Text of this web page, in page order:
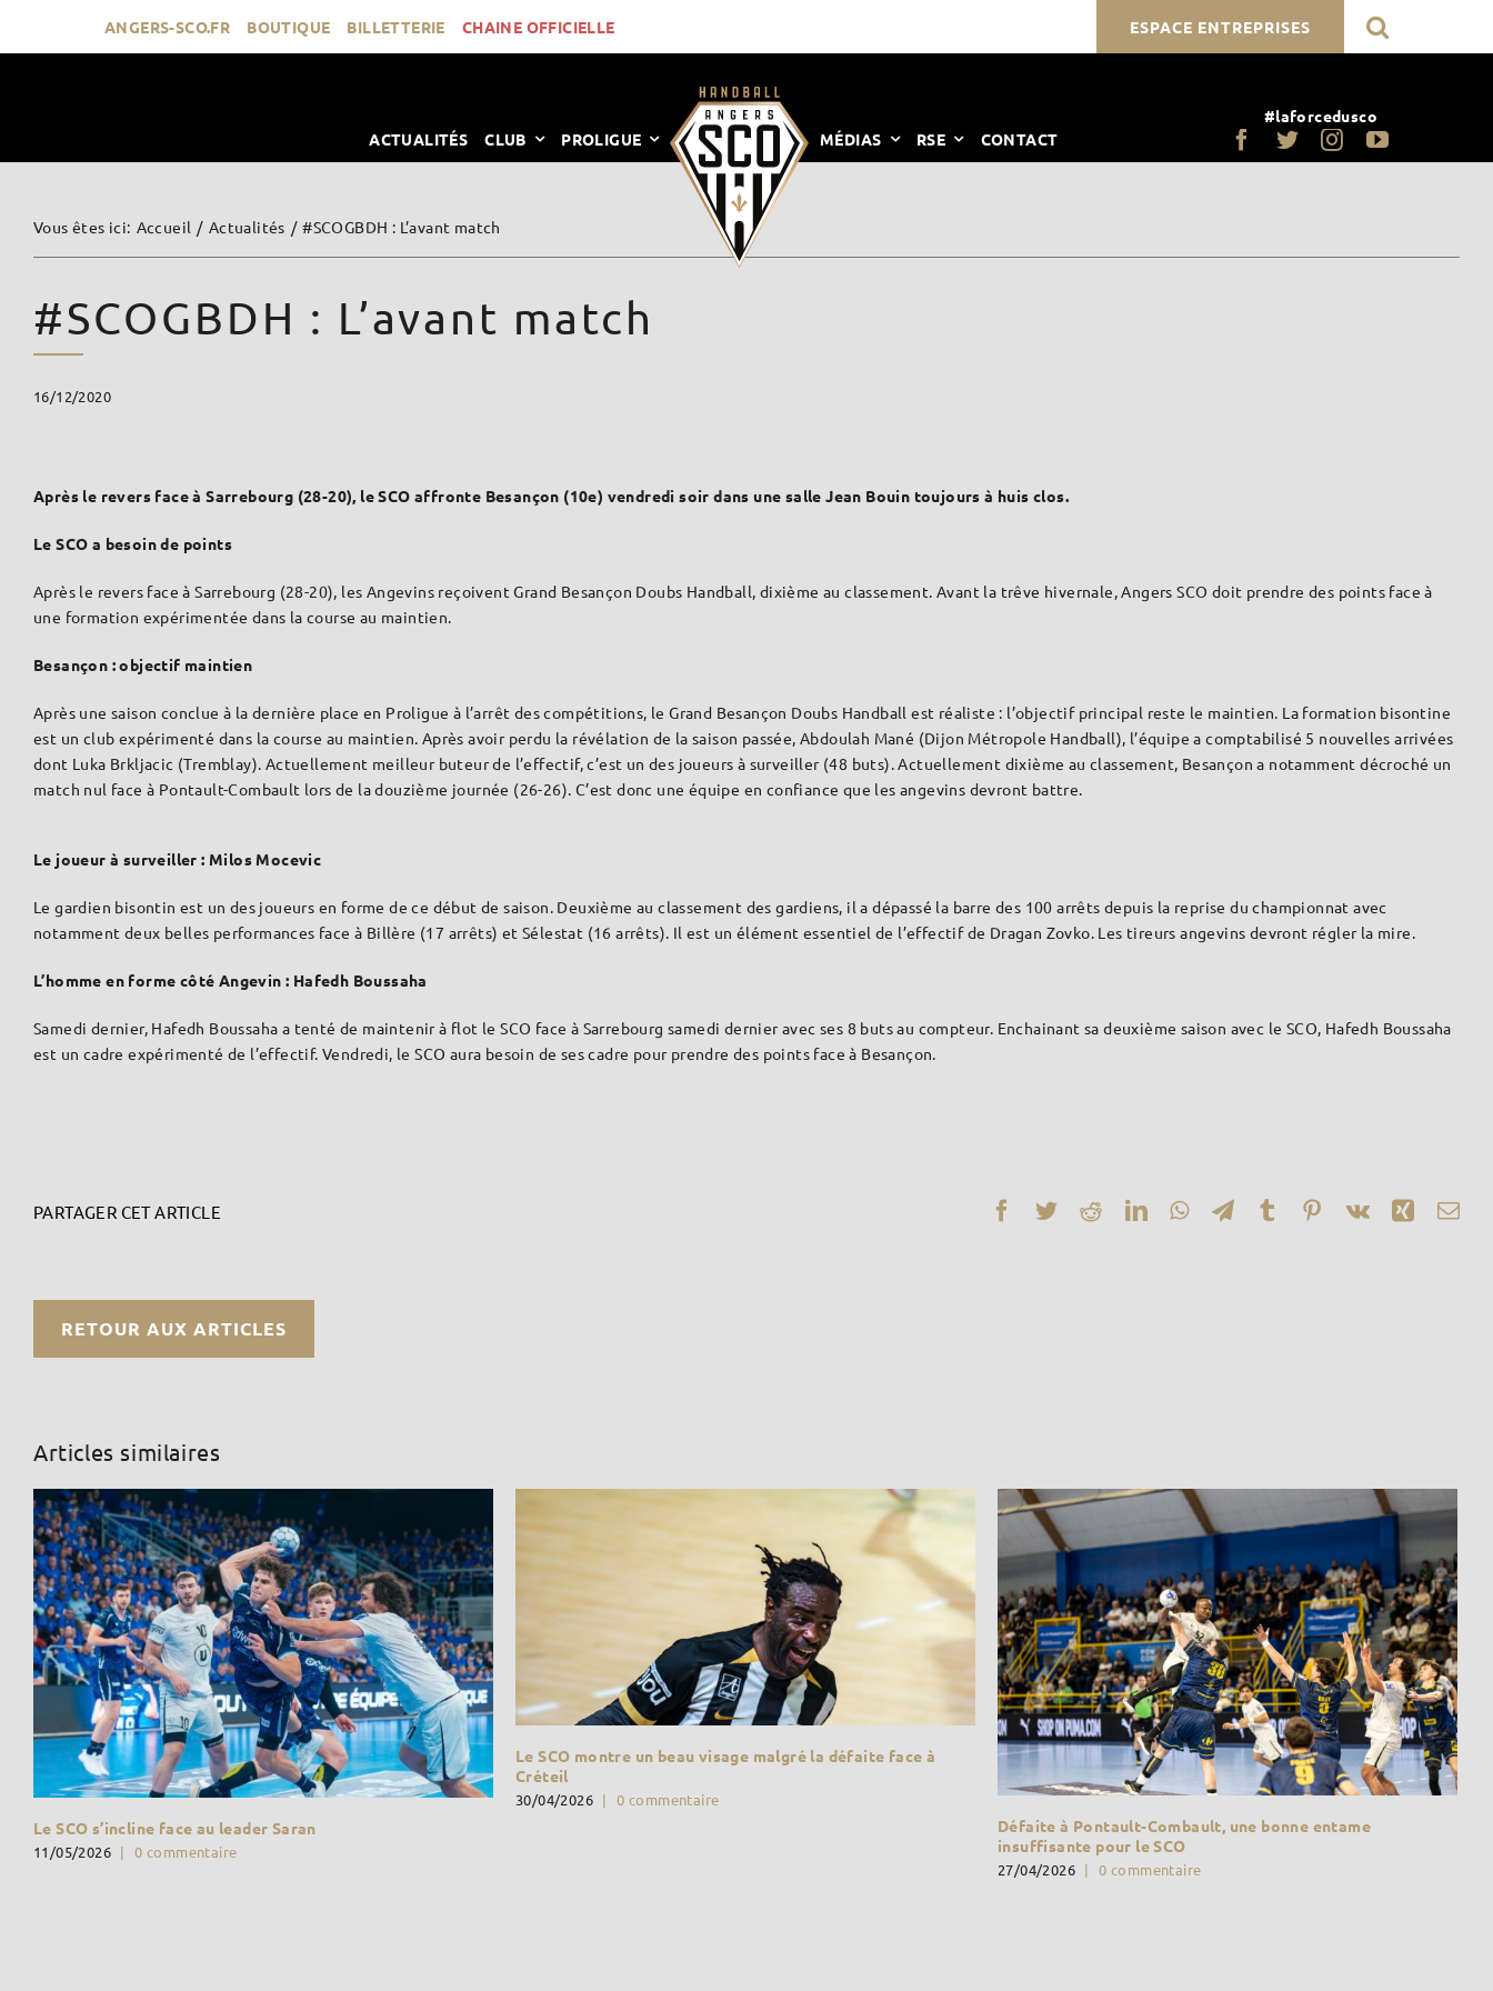
ANGERS-SCO.FR BOUTIQUE BILLETTERIE CHAINE OFFICIELLE ESPACE ENTREPRISES
ACTUALITÉS CLUB PROLIGUE MÉDIAS RSE CONTACT
#laforcedusco
Vous êtes ici: Accueil / Actualités / #SCOGBDH : L’avant match
#SCOGBDH : L’avant match
16/12/2020
Après le revers face à Sarrebourg (28-20), le SCO affronte Besançon (10e) vendredi soir dans une salle Jean Bouin toujours à huis clos.
Le SCO a besoin de points
Après le revers face à Sarrebourg (28-20), les Angevins reçoivent Grand Besançon Doubs Handball, dixième au classement. Avant la trêve hivernale, Angers SCO doit prendre des points face à
une formation expérimentée dans la course au maintien.
Besançon : objectif maintien
Après une saison conclue à la dernière place en Proligue à l’arrêt des compétitions, le Grand Besançon Doubs Handball est réaliste : l’objectif principal reste le maintien. La formation bisontine
est un club expérimenté dans la course au maintien. Après avoir perdu la révélation de la saison passée, Abdoulah Mané (Dijon Métropole Handball), l’équipe a comptabilisé 5 nouvelles arrivées
dont Luka Brkljacic (Tremblay). Actuellement meilleur buteur de l’effectif, c’est un des joueurs à surveiller (48 buts). Actuellement dixième au classement, Besançon a notamment décroché un
match nul face à Pontault-Combault lors de la douzième journée (26-26). C’est donc une équipe en confiance que les angevins devront battre.
Le joueur à surveiller : Milos Mocevic
Le gardien bisontin est un des joueurs en forme de ce début de saison. Deuxième au classement des gardiens, il a dépassé la barre des 100 arrêts depuis la reprise du championnat avec
notamment deux belles performances face à Billère (17 arrêts) et Sélestat (16 arrêts). Il est un élément essentiel de l’effectif de Dragan Zovko. Les tireurs angevins devront régler la mire.
L’homme en forme côté Angevin : Hafedh Boussaha
Samedi dernier, Hafedh Boussaha a tenté de maintenir à flot le SCO face à Sarrebourg samedi dernier avec ses 8 buts au compteur. Enchainant sa deuxième saison avec le SCO, Hafedh Boussaha
est un cadre expérimenté de l’effectif. Vendredi, le SCO aura besoin de ses cadre pour prendre des points face à Besançon.
PARTAGER CET ARTICLE Facebook
TwitterRedditLinkedInWhatsAppTelegram
TumblrPinterest
Vk Xing
RETOUR AUX ARTICLES
Articles similaires
Le SCO s’incline face au leader Saran
11/05/2026 | 0 commentaire
Le SCO montre un beau visage malgré la défaite face à
Créteil
30/04/2026 | 0 commentaire
Défaite à Pontault-Combault, une bonne entame
insuffisante pour le SCO
27/04/2026 | 0 commentaire